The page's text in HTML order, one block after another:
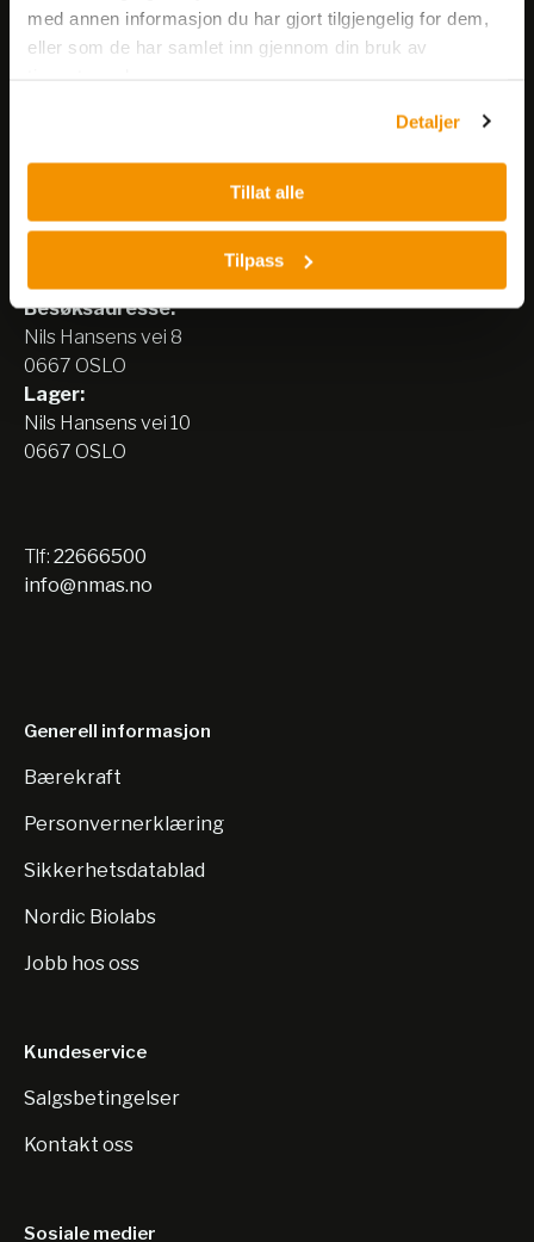
med annen informasjon du har gjort tilgjengelig for dem,
eller som de har samlet inn gjennom din bruk av
Detaljer
Tillat alle
Tilpass
Meld på nyhetsbrev
Nerliens Meszansky AS
Besøksadresse:
Nils Hansens vei 8
0667 OSLO
Lager:
Nils Hansens vei 10
0667 OSLO
Tlf: 22666500
info@nmas.no
Generell informasjon
Bærekraft
Personvernerklæring
Sikkerhetsdatablad
Nordic Biolabs
Jobb hos oss
Kundeservice
Salgsbetingelser
Kontakt oss
Sosiale medier